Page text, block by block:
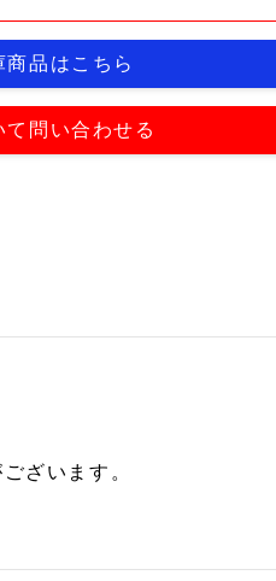
商品はこちら
て問い合わせる
ざいます。